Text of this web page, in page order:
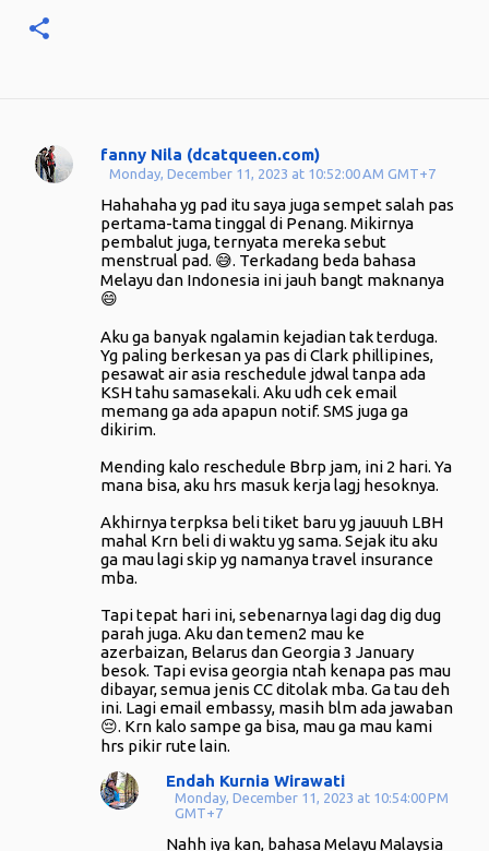
C
fanny Nila (dcatqueen.com)
Monday, December 11, 2023 at 10:52:00 AM GMT+7
Hahahaha yg pad itu saya juga sempet salah pas
pertama-tama tinggal di Penang. Mikirnya
pembalut juga, ternyata mereka sebut
menstrual pad. 😅. Terkadang beda bahasa
Melayu dan Indonesia ini jauh bangt maknanya
😄
Aku ga banyak ngalamin kejadian tak terduga.
Yg paling berkesan ya pas di Clark phillipines,
pesawat air asia reschedule jdwal tanpa ada
KSH tahu samasekali. Aku udh cek email
memang ga ada apapun notif. SMS juga ga
dikirim.
Mending kalo reschedule Bbrp jam, ini 2 hari. Ya
mana bisa, aku hrs masuk kerja lagj hesoknya.
Akhirnya terpksa beli tiket baru yg jauuuh LBH
mahal Krn beli di waktu yg sama. Sejak itu aku
ga mau lagi skip yg namanya travel insurance
mba.
Tapi tepat hari ini, sebenarnya lagi dag dig dug
parah juga. Aku dan temen2 mau ke
azerbaizan, Belarus dan Georgia 3 January
besok. Tapi evisa georgia ntah kenapa pas mau
dibayar, semua jenis CC ditolak mba. Ga tau deh
ini. Lagi email embassy, masih blm ada jawaban
😔. Krn kalo sampe ga bisa, mau ga mau kami
hrs pikir rute lain.
Endah Kurnia Wirawati
Monday, December 11, 2023 at 10:54:00 PM
GMT+7
Nahh iya kan, bahasa Melayu Malaysia